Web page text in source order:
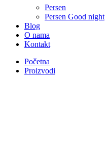
Persen
Persen Good night
Blog
O nama
Kontakt
Početna
Proizvodi